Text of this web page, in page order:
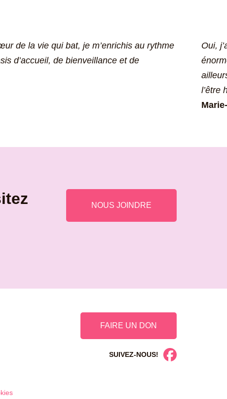
de la vie qui bat, je m’enrichis au rythme
d’accueil, de bienveillance et de
Oui,
l’être
NOUS JOINDRE
FAIRE UN DON
SUIVEZ-NOUS!